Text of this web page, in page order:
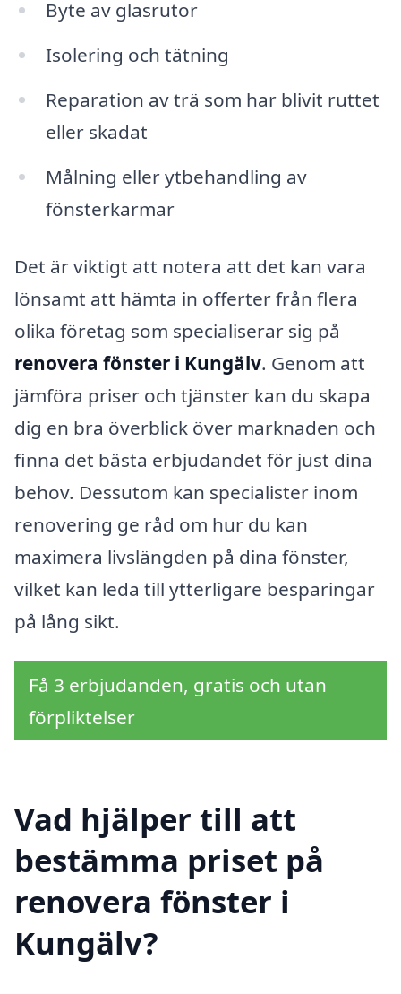
Byte av glasrutor
Isolering och tätning
Reparation av trä som har blivit ruttet
eller skadat
Målning eller ytbehandling av
fönsterkarmar
Det är viktigt att notera att det kan vara
lönsamt att hämta in offerter från flera
olika företag som specialiserar sig på
renovera fönster i Kungälv. Genom att
jämföra priser och tjänster kan du skapa
dig en bra överblick över marknaden och
finna det bästa erbjudandet för just dina
behov. Dessutom kan specialister inom
renovering ge råd om hur du kan
maximera livslängden på dina fönster,
vilket kan leda till ytterligare besparingar
på lång sikt.
Få 3 erbjudanden, gratis och utan
förpliktelser
Vad hjälper till att
bestämma priset på
renovera fönster i
Kungälv?